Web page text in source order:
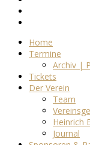
Home
Termine
Archiv |
Tickets
Der Verein
Team
Heinrich
Journal